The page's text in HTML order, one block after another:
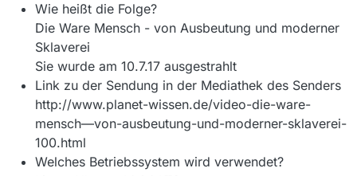
Wie heißt die Folge?
Die Ware Mensch - von Ausbeutung und moderner
Sklaverei
Sie wurde am 10.7.17 ausgestrahlt
Link zu der Sendung in der Mediathek des Senders
http://www.planet-wissen.de/video-die-ware-
mensch—von-ausbeutung-und-moderner-sklaverei-
100.html
Welches Betriebssystem wird verwendet?